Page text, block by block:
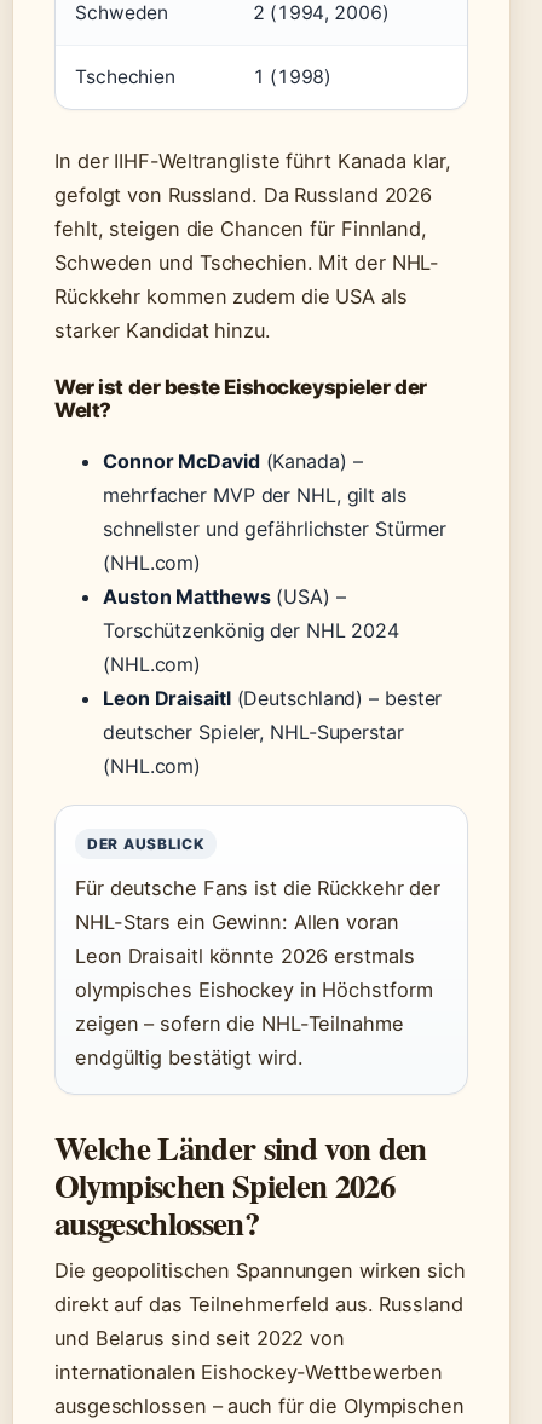
Schweden 2 (1994, 2006)
Tschechien 1 (1998)
In der IIHF-Weltrangliste führt Kanada klar,
gefolgt von Russland. Da Russland 2026
fehlt, steigen die Chancen für Finnland,
Schweden und Tschechien. Mit der NHL-
Rückkehr kommen zudem die USA als
starker Kandidat hinzu.
Wer ist der beste Eishockeyspieler der
Welt?
Connor McDavid(Kanada) –
mehrfacher MVP der NHL, gilt als
schnellster und gefährlichster Stürmer
(NHL.com)
Auston Matthews(USA) –
Torschützenkönig der NHL 2024
(NHL.com)
Leon Draisaitl(Deutschland) – bester
deutscher Spieler, NHL-Superstar
(NHL.com)
DER AUSBLICK
Für deutsche Fans ist die Rückkehr der
NHL-Stars ein Gewinn: Allen voran
Leon Draisaitl könnte 2026 erstmals
olympisches Eishockey in Höchstform
zeigen – sofern die NHL-Teilnahme
endgültig bestätigt wird.
Welche Länder sind von den
Olympischen Spielen 2026
ausgeschlossen?
Die geopolitischen Spannungen wirken sich
direkt auf das Teilnehmerfeld aus. Russland
und Belarus sind seit 2022 von
internationalen Eishockey-Wettbewerben
ausgeschlossen – auch für die Olympischen